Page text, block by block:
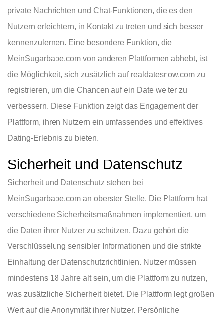
private Nachrichten und Chat-Funktionen, die es den
Nutzern erleichtern, in Kontakt zu treten und sich besser
kennenzulernen. Eine besondere Funktion, die
MeinSugarbabe.com von anderen Plattformen abhebt, ist
die Möglichkeit, sich zusätzlich auf realdatesnow.com zu
registrieren, um die Chancen auf ein Date weiter zu
verbessern. Diese Funktion zeigt das Engagement der
Plattform, ihren Nutzern ein umfassendes und effektives
Dating-Erlebnis zu bieten.
Sicherheit und Datenschutz
Sicherheit und Datenschutz stehen bei
MeinSugarbabe.com an oberster Stelle. Die Plattform hat
verschiedene Sicherheitsmaßnahmen implementiert, um
die Daten ihrer Nutzer zu schützen. Dazu gehört die
Verschlüsselung sensibler Informationen und die strikte
Einhaltung der Datenschutzrichtlinien. Nutzer müssen
mindestens 18 Jahre alt sein, um die Plattform zu nutzen,
was zusätzliche Sicherheit bietet. Die Plattform legt großen
Wert auf die Anonymität ihrer Nutzer. Persönliche